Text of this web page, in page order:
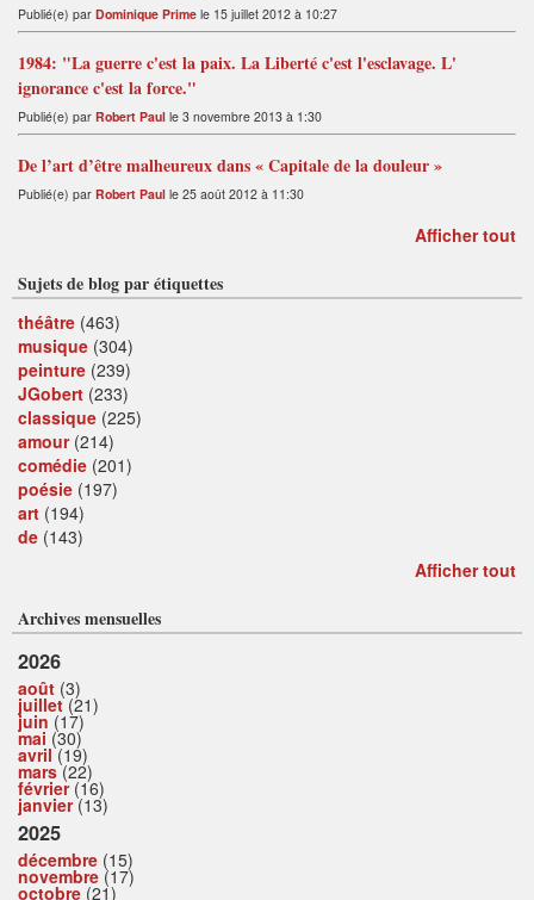
Publié(e) par Dominique Prime le 15 juillet 2012 à 10:27
1984: "La guerre c'est la paix. La Liberté c'est l'esclavage. L'
ignorance c'est la force."
Publié(e) par Robert Paul le 3 novembre 2013 à 1:30
De l’art d’être malheureux dans « Capitale de la douleur »
Publié(e) par Robert Paul le 25 août 2012 à 11:30
Afficher tout
Sujets de blog par étiquettes
théâtre (463)
musique (304)
peinture (239)
JGobert (233)
classique (225)
amour(214)
comédie (201)
poésie (197)
art (194)
de (143)
Afficher tout
Archives mensuelles
2026
août (3)
juillet(21)
juin (17)
mai (30)
avril(19)
mars(22)
février(16)
janvier(13)
2025
décembre (15)
novembre (17)
octobre (21)